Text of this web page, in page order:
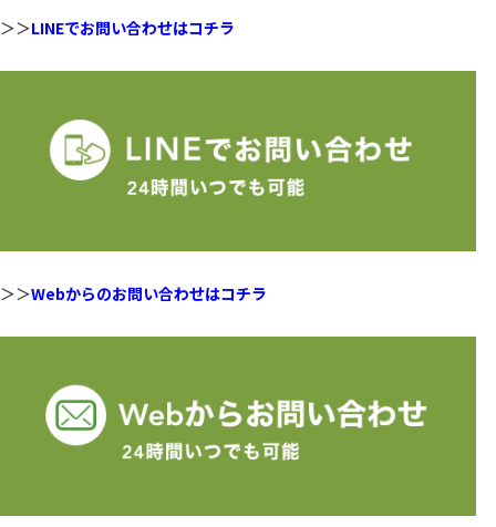
＞＞LINEでお問い合わせはコチラ
＞＞Webからのお問い合わせはコチラ